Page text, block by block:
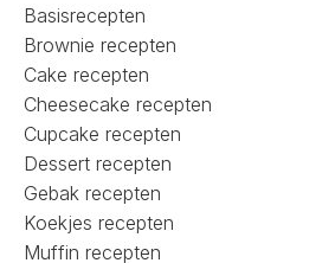
Basisrecepten
Brownie recepten
Cake recepten
Cheesecake recepten
Cupcake recepten
Dessert recepten
Gebak recepten
Koekjes recepten
Muffin recepten